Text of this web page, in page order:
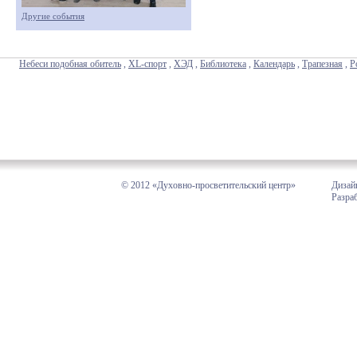
Другие события
Небеси подобная обитель , XL-спорт , ХЭД , Библиотека , Календарь , Трапезная ,
© 2012 «Духовно-просветительский центр»